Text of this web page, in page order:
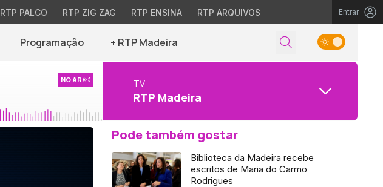
RTP PALCO RTP ZIG ZAG RTP ENSINA RTP ARQUIVOS Entrar
Programação + RTP Madeira
NO AR TV
RTP Madeira
Pode também gostar
Biblioteca da Madeira recebe
escritos de Maria do Carmo
Rodrigues